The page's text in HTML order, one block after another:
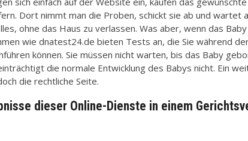
Dort nimmt man die Proben, schickt sie ab und wartet
ohne das Haus zu verlassen. Was aber, wenn das
wie dnatest24.de bieten Tests an, die Sie während
können. Sie müssen nicht warten, bis das Baby
die normale Entwicklung des Babys nicht. Ein
die rechtliche Seite.
dieser Online-Dienste in einem